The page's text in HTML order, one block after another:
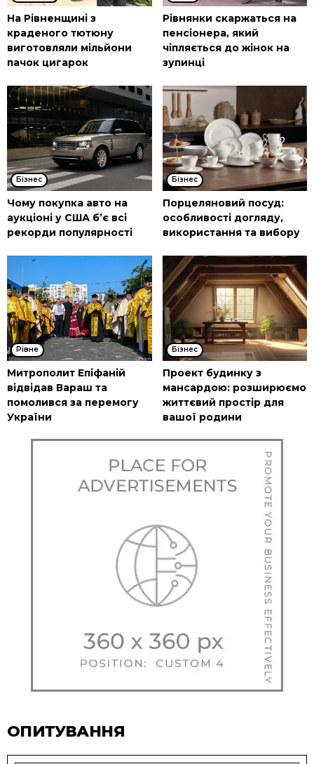
На Рівненщині з
краденого тютюну
виготовляли мільйони
пачок цигарок
Рівнянки скаржаться на
пенсіонера, який
чіпляється до жінок на
зупинці
Бізнес
Чому покупка авто на
аукціоні у США б’є всі
рекорди популярності
Бізнес
Порцеляновий посуд:
особливості догляду,
використання та вибору
Рівне
Митрополит Епіфаній
відвідав Вараш та
помолився за перемогу
України
Бізнес
Проект будинку з
мансардою: розширюємо
життєвий простір для
вашої родини
ОПИТУВАННЯ